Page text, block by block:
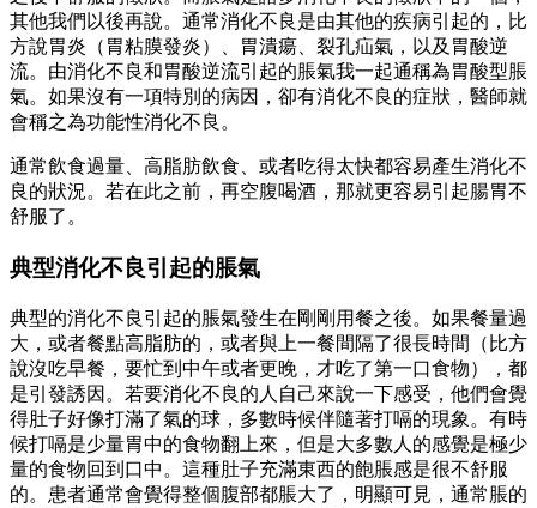
其他我們以後再說。通常消化不良是由其他的疾病引起的，比
方說胃炎（胃粘膜發炎）、胃潰瘍、裂孔疝氣，以及胃酸逆
流。由消化不良和胃酸逆流引起的脹氣我一起通稱為胃酸型脹
氣。如果沒有一項特別的病因，卻有消化不良的症狀，醫師就
會稱之為功能性消化不良。
通常飲食過量、高脂肪飲食、或者吃得太快都容易產生消化不
良的狀況。若在此之前，再空腹喝酒，那就更容易引起腸胃不
舒服了。
典型消化不良引起的脹氣
典型的消化不良引起的脹氣發生在剛剛用餐之後。如果餐量過
大，或者餐點高脂肪的，或者與上一餐間隔了很長時間（比方
說沒吃早餐，要忙到中午或者更晚，才吃了第一口食物），都
是引發誘因。若要消化不良的人自己來說一下感受，他們會覺
得肚子好像打滿了氣的球，多數時候伴隨著打嗝的現象。有時
候打嗝是少量胃中的食物翻上來，但是大多數人的感覺是極少
量的食物回到口中。這種肚子充滿東西的飽脹感是很不舒服
的。患者通常會覺得整個腹部都脹大了，明顯可見，通常脹的